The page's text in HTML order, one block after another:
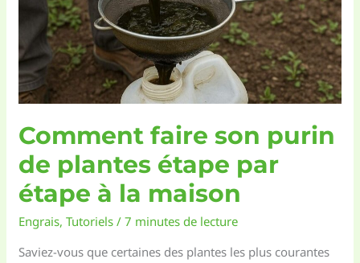
Comment faire son purin
de plantes étape par
étape à la maison
Engrais,Tutoriels /7 minutes de lecture
Saviez-vous que certaines des plantes les plus courantes